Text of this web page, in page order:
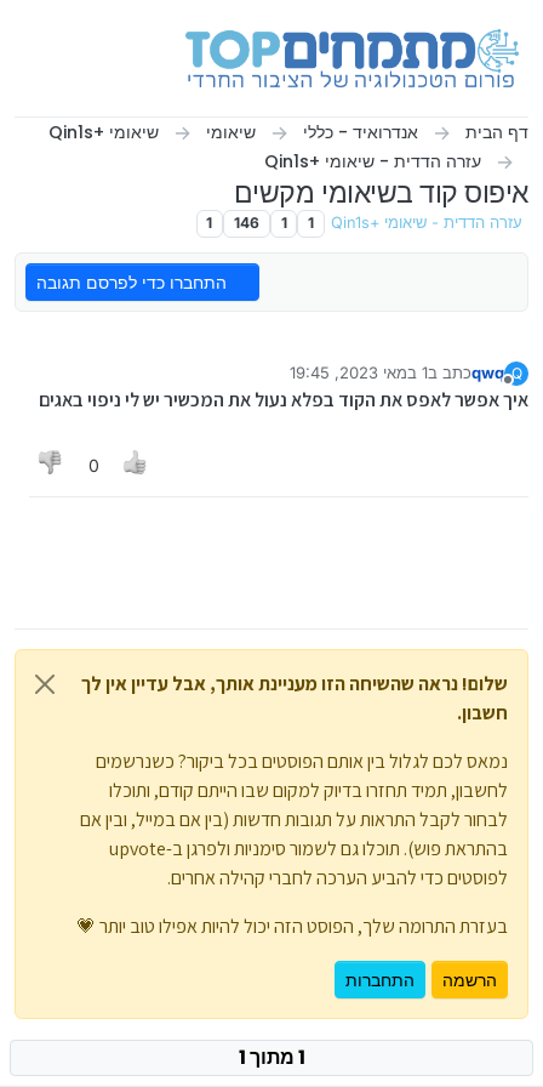
דף הבית אנדרואיד - כללי שיאומי
שיאומי +Qin1s
עזרה הדדית - שיאומי +Qin1s
איפוס קוד בשיאומי מקשים
עזרה הדדית - שיאומי +Qin1s 1
1
146
1
התחברו כדי לפרסם תגובה
Q
qwqכתב ב1 במאי 2023, 19:45
נערך לאחרונה על ידי
איך אפשר לאפס את הקוד בפלא נעול את המכשיר יש לי ניפוי באגים
0
שלום! נראה שהשיחה הזו מעניינת אותך, אבל עדיין אין לך
חשבון.
נמאס לכם לגלול בין אותם הפוסטים בכל ביקור? כשנרשמים
לחשבון, תמיד תחזרו בדיוק למקום שבו הייתם קודם, ותוכלו
לבחור לקבל התראות על תגובות חדשות (בין אם במייל, ובין אם
בהתראת פוש). תוכלו גם לשמור סימניות ולפרגן ב-upvote
לפוסטים כדי להביע הערכה לחברי קהילה אחרים.
בעזרת התרומה שלך, הפוסט הזה יכול להיות אפילו טוב יותר 💗
הרשמה התחברות
1 מתוך 1